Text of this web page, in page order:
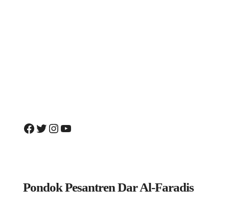
Facebook
Twitter
Instagram
YouTube
Pondok Pesantren Dar Al-Faradis